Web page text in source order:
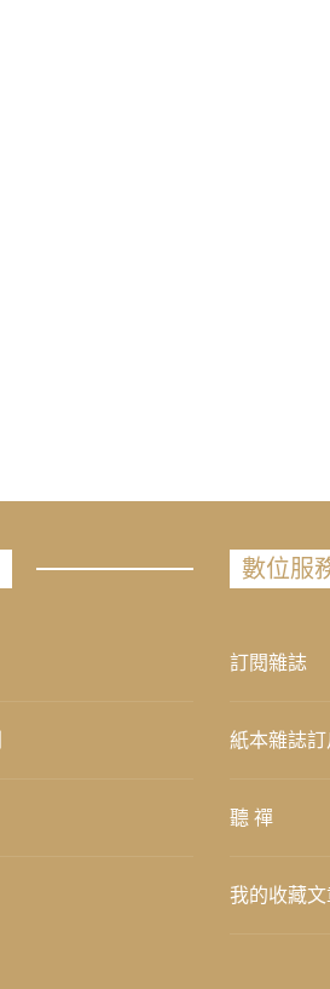
數位服
訂閱雜誌
紙本雜誌
聽 禪
我的收藏文